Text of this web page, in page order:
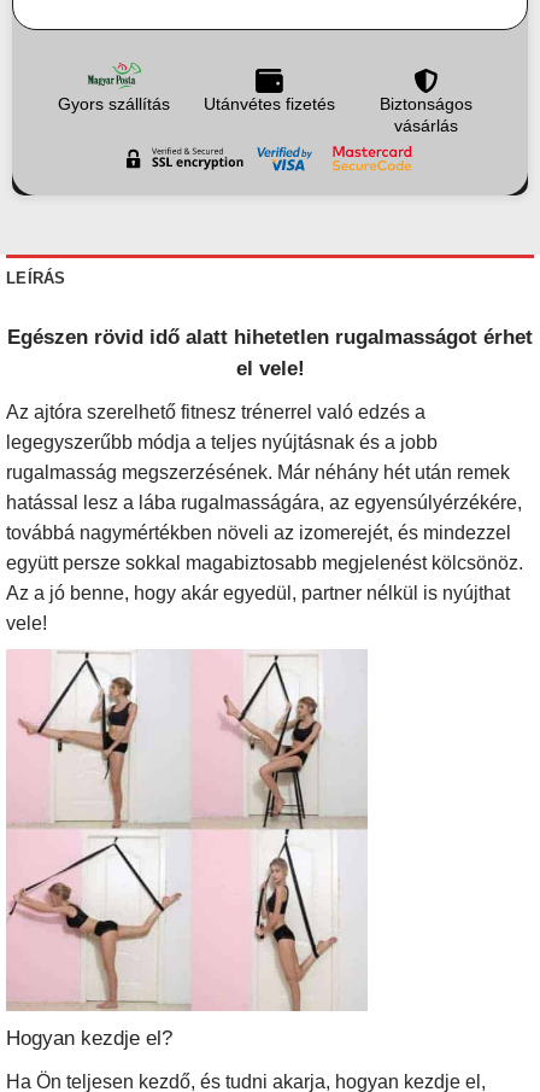
Gyors szállítás Utánvétes fizetés
Biztonságos
vásárlás
LEÍRÁS
Egészen rövid idő alatt hihetetlen rugalmasságot érhet
el vele!
Az ajtóra szerelhető fitnesz trénerrel való edzés a
legegyszerűbb módja a teljes nyújtásnak és a jobb
rugalmasság megszerzésének. Már néhány hét után remek
hatással lesz a lába rugalmasságára, az egyensúlyérzékére,
továbbá nagymértékben növeli az izomerejét, és mindezzel
együtt persze sokkal magabiztosabb megjelenést kölcsönöz.
Az a jó benne, hogy akár egyedül, partner nélkül is nyújthat
vele!
Hogyan kezdje el?
Ha Ön teljesen kezdő, és tudni akarja, hogyan kezdje el,